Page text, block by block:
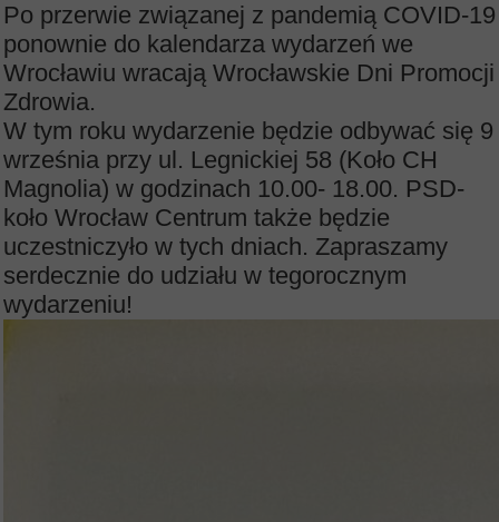
Po przerwie związanej z pandemią COVID-19
ponownie do kalendarza wydarzeń we
Wrocławiu wracają Wrocławskie Dni Promocji
Zdrowia.
W tym roku wydarzenie będzie odbywać się 9
września przy ul. Legnickiej 58 (Koło CH
Magnolia) w godzinach 10.00- 18.00. PSD-
koło Wrocław Centrum także będzie
uczestniczyło w tych dniach. Zapraszamy
serdecznie do udziału w tegorocznym
wydarzeniu!